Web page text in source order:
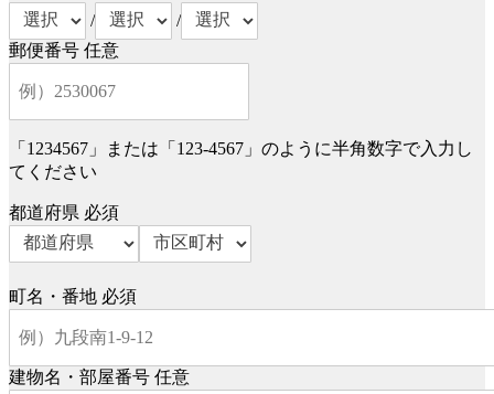
/
/
郵便番号 任意
「1234567」または「123-4567」のように半角数字で入力し
てください
都道府県 必須
町名・番地 必須
建物名・部屋番号 任意